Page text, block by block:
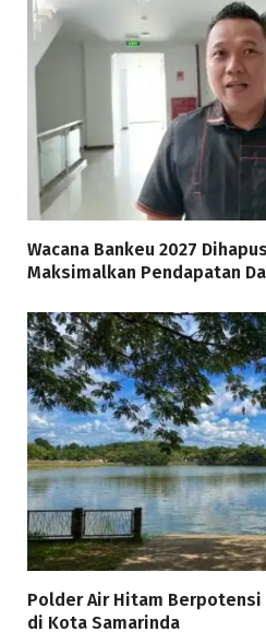
Wacana Bankeu 2027
Maksimalkan Pendapatan
Polder Air Hitam Berpotensi
di Kota Samarinda